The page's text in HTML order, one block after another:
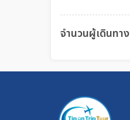
จำนวนผู้เดินทาง